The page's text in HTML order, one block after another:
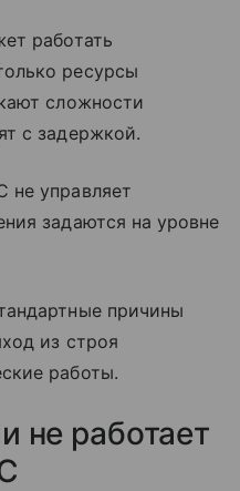
работать
ресурсы
сложности
с задержкой.
не управляет
задаются на уровне
причины
из строя
работы.
не работает